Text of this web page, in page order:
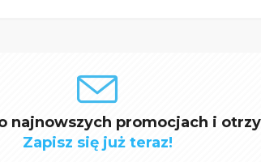
najnowszych promocjach i
Zapisz się już teraz!